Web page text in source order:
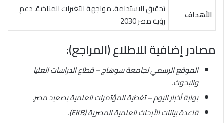
الأهداف
تحقيق الاستدامة، مواجهة التغيرات المناخية، دعم
رؤية مصر 2030
مصادر إضافية للاطلاع (المراجع):
الموقع الرسمي لجامعة سوهاج – قطاع الدراسات العليا
والبحوث.
بوابة أخبار اليوم – تغطية المؤتمرات العلمية بصعيد مصر.
قاعدة بيانات الأبحاث العلمية المصرية (EKB).